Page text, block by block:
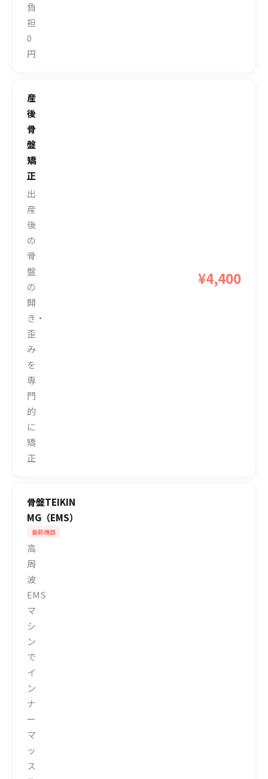
負
担
0
円
産
後
骨
盤
矯
正
出
産
後
の
骨
盤
の
開
き・
歪
み
を
専
門
的
に
矯
正
¥4,400
骨盤TEIKIN
MG（EMS）
最新機器
高
周
波
EMS
マ
シ
ン
で
イ
ン
ナ
ー
マ
ッ
ス